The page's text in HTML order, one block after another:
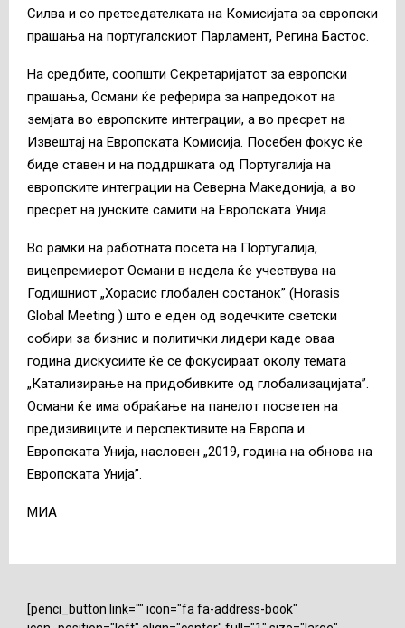
Силва и со претседателката на Комисијата за европски
прашања на португалскиот Парламент, Регина Бастос.
На средбите, соопшти Секретаријатот за европски
прашања, Османи ќе реферира за напредокот на
земјата во европските интеграции, а во пресрет на
Извештај на Европската Комисија. Посебен фокус ќе
биде ставен и на поддршката од Португалија на
европските интеграции на Северна Македонија, а во
пресрет на јунските самити на Европската Унија.
Во рамки на работната посета на Португалија,
вицепремиерот Османи в недела ќе учествува на
Годишниот „Хорасис глобален состанок” (Horasis
Global Meeting ) што е еден од водечките светски
собири за бизнис и политички лидери каде оваа
година дискусиите ќе се фокусираат околу темата
„Катализирање на придобивките од глобализацијата”.
Османи ќе има обраќање на панелот посветен на
предизивиците и перспективите на Европа и
Европската Унија, насловен „2019, година на обнова на
Европската Унија”.
МИА
[penci_button link="" icon="fa fa-address-book"